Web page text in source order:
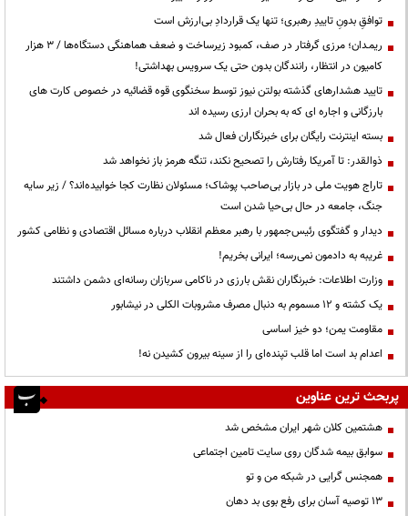
توافقِ بدونِ تاییدِ رهبری؛ تنها یک قراردادِ بی‌ارزش است
ریمـدان؛ مرزی گرفتار در صف، کمبود زیرساخت و ضعف هماهنگی دستگاه‌ها / ۳ هزار
کامیون در انتظار، رانندگان بدون حتی یک سرویس بهداشتی!
تایید هشدارهای گذشته بولتن نیوز توسط سخنگوی قوه قضائیه در خصوص کارت های
بارزگانی و اجاره ای که به بحران ارزی رسیده اند
بسته اینترنت رایگان برای خبرنگاران فعال شد
ذوالقدر: تا آمریکا رفتارش را تصحیح نکند، تنگه هرمز باز نخواهد شد
تاراج هویت ملی در بازار بی‌صاحب پوشاک؛ مسئولان نظارت کجا خوابیده‌اند؟ / زیر سایه
جنگ، جامعه در حال بی‌حیا شدن است
دیدار و گفتگوی رئیس‌جمهور با رهبر معظم انقلاب درباره مسائل اقتصادی و نظامی کشور
غریبه به دادمون نمی‌رسه؛ ایرانی بخریم!
وزارت اطلاعات: خبرنگاران نقش بارزی در ناکامی سربازان رسانه‌ای دشمن داشتند
یک کشته و ۱۲ مسموم به دنبال مصرف مشروبات الکلی در نیشابور
مقاومت یمن؛ دو خیز اساسی
اعدام بد است اما قلب تپنده‌ای را از سینه بیرون کشیدن نه!
پربحث ترین عناوین
هشتمین کلان شهر ایران مشخص شد
سوابق بیمه شدگان روی سایت تامین اجتماعی
همجنس گرایی در شبکه من و تو
13 توصیه آسان برای رفع بوی بد دهان